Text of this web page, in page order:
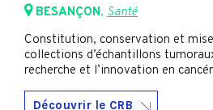
BESANÇON, Santé
Constitution, conservation et
collections d’échantillons
recherche et l’innovation en
Découvrir le CRB